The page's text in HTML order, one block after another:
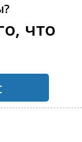
что